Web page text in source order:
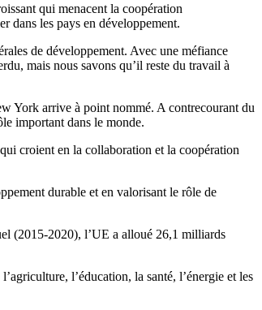
qui menacent la coopération
dans les pays en développement.
de développement. Avec une méfiance
mais nous savons qu’il reste du travail à
York arrive à point nommé. A contrecourant du
important dans le monde.
croient en la collaboration et la coopération
durable et en valorisant le rôle de
(2015-2020), l’UE a alloué 26,1 milliards
l’éducation, la santé, l’énergie et les